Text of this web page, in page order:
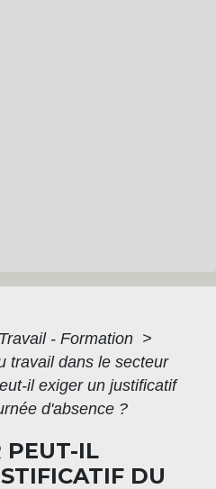
Travail - Formation >
travail dans le secteur
il exiger un justificatif
d'absence ?
PEUT-IL
DU